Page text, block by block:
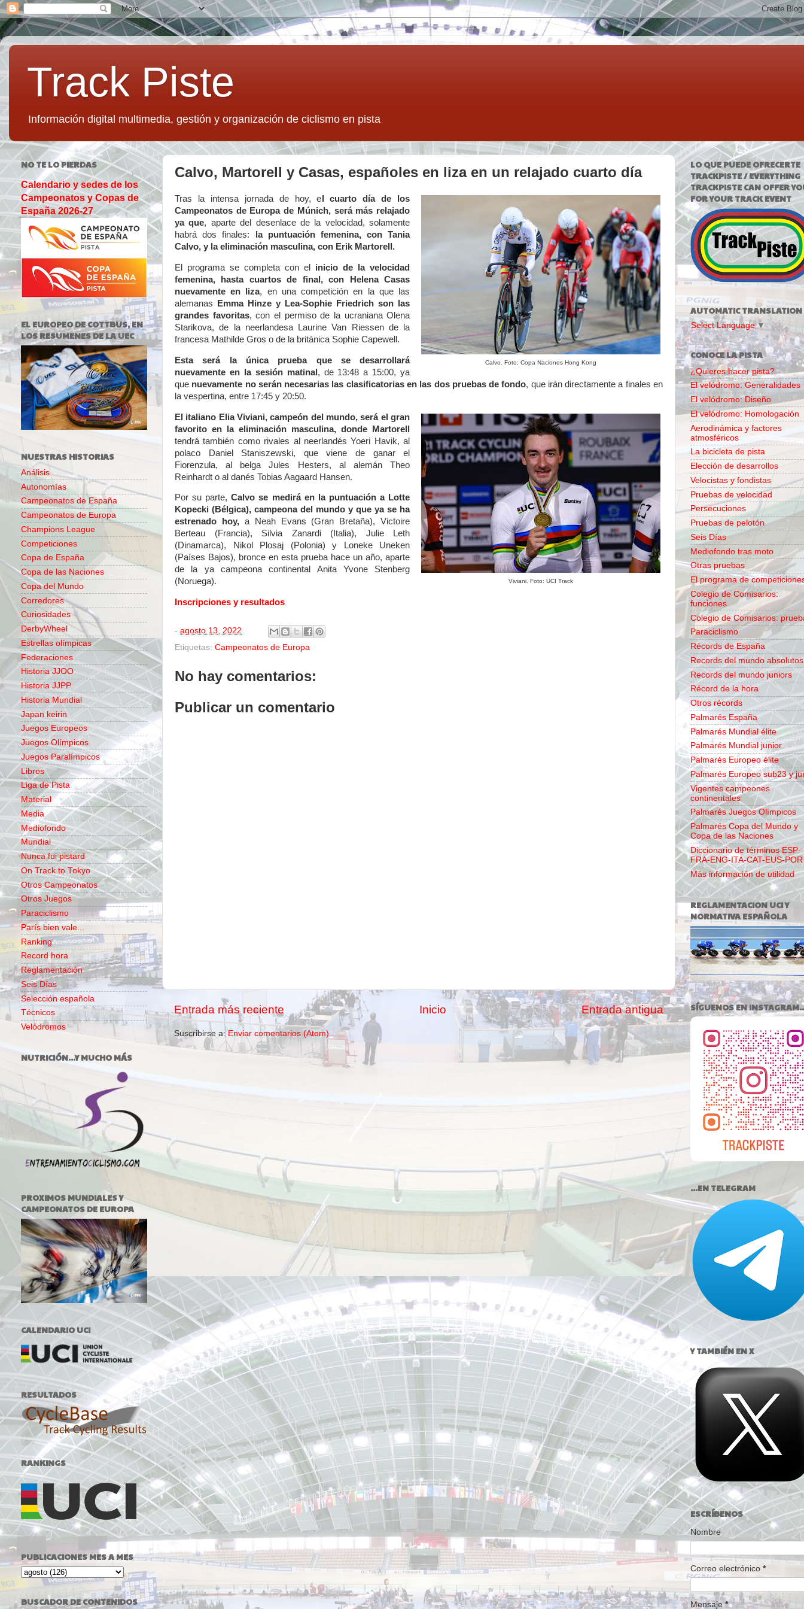
Track Piste
Información digital multimedia, gestión y organización de ciclismo en pista
Calvo, Martorell y Casas, españoles en liza en un relajado cuarto día
Calvo. Foto: Copa Naciones Hong Kong
Tras la intensa jornada de hoy, e l cuarto día de los
Campeonatos de Europa de Múnich, será más relajado
ya que, aparte del desenlace de la velocidad, solamente
habrá dos finales:
la puntuación femenina, con Tania
Calvo, y la eliminación masculina, con Erik Martorell.
El programa se completa con el inicio de la velocidad
femenina, hasta cuartos de final, con Helena Casas
nuevamente en liza, en una competición en la que las
alemanas
Emma Hinze y Lea-Sophie Friedrich son las
grandes favoritas, con el permiso de la ucraniana Olena
Starikova, de la neerlandesa Laurine Van Riessen de la
francesa Mathilde Gros o de la británica Sophie Capewell.
Esta será la única prueba que se desarrollará
nuevamente en la sesión matinal , de 13:48 a 15:00, ya
que nuevamente no serán necesarias las clasificatorias en las dos pruebas de fondo, que irán directamente a finales en
la vespertina, entre 17:45 y 20:50.
Viviani. Foto: UCI Track
El italiano Elia Viviani, campeón del mundo, será el gran
favorito en la eliminación masculina, donde Martorell
tendrá también como rivales al neerlandés Yoeri Havik, al
polaco Daniel Staniszewski, que viene de ganar el
Fiorenzula, al belga Jules Hesters, al alemán Theo
Reinhardt o al danés Tobias Aagaard Hansen.
Por su parte,Calvo se medirá en la puntuación a Lotte
Kopecki (Bélgica), campeona del mundo y que ya se ha
estrenado hoy,a
Neah Evans (Gran Bretaña), Victoire
Berteau (Francia), Silvia Zanardi (Italia), Julie Leth
(Dinamarca), Nikol Plosaj (Polonia) y Loneke Uneken
(Países Bajos), bronce en esta prueba hace un año, aparte
de la ya campeona continental Anita Yvone Stenberg
(Noruega).
Inscripciones y resultados
- agosto 13, 2022
Etiquetas: Campeonatos de Europa
No hay comentarios:
Publicar un comentario
Entrada más reciente Entrada antigua
Inicio
Suscribirse a: Enviar comentarios (Atom)
NO TE LO PIERDAS
Calendario y sedes de los
Campeonatos y Copas de
España 2026-27
EL EUROPEO DE COTTBUS, EN
LOS RESUMENES DE LA UEC
NUESTRAS HISTORIAS
Análisis
Autonomías
Campeonatos de España
Campeonatos de Europa
Champions League
Competiciones
Copa de España
Copa de las Naciones
Copa del Mundo
Corredores
Curiosidades
DerbyWheel
Estrellas olímpicas
Federaciones
Historia JJOO
Historia JJPP
Historia Mundial
Japan keirin
Juegos Europeos
Juegos Olímpicos
Juegos Paralímpicos
Libros
Liga de Pista
Material
Media
Mediofondo
Mundial
Nunca fui pistard
On Track to Tokyo
Otros Campeonatos
Otros Juegos
Paraciclismo
París bien vale...
Ranking
Record hora
Reglamentación
Seis Días
Selección española
Técnicos
Velódromos
NUTRICIÓN...Y MUCHO MÁS
PROXIMOS MUNDIALES Y
CAMPEONATOS DE EUROPA
CALENDARIO UCI
RESULTADOS
RANKINGS
PUBLICACIONES MES A MES
BUSCADOR DE CONTENIDOS
LO QUE PUEDE OFRECERTE
TRACKPISTE / EVERYTHING
TRACKPISTE CAN OFFER
FOR YOUR TRACK EVENT
AUTOMATIC TRANSLATION
Select Language ▼
CONOCE LA PISTA
¿Quieres hacer pista?
El velódromo: Generalidades
El velódromo: Diseño
El velódromo: Homologación
Aerodinámica y factores
atmosféricos
La bicicleta de pista
Elección de desarrollos
Velocistas y fondistas
Pruebas de velocidad
Persecuciones
Pruebas de pelotón
Seis Días
Mediofondo tras moto
Otras pruebas
El programa de
Colegio de Comisarios:
funciones
Colegio de Comisarios:
Paraciclismo
Récords de España
Records del mundo absolutos
Records del mundo juniors
Récord de la hora
Otros récords
Palmarés España
Palmarés Mundial élite
Palmarés Mundial junior
Palmarés Europeo élite
Palmarés Europeo sub23 y
Vigentes campeones
continentales
Palmarés Juegos Olímpicos
Palmarés Copa del Mundo y
Copa de las Naciones
Diccionario de términos ESP-
FRA-ENG-ITA-CAT-EUS-POR
Más información de utilidad
REGLAMENTACION UCI Y
NORMATIVA ESPAÑOLA
SÍGUENOS EN
...EN TELEGRAM
Y TAMBIÉN EN X
ESCRÍBENOS
Nombre
Correo electrónico *
Mensaje*